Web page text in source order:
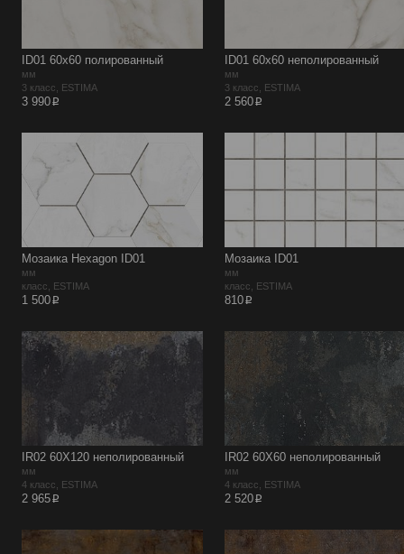
ID01 60х60 полированный
мм
3 класс, ESTIMA
3 990p
ID01 60х60 неполированный
мм
3 класс, ESTIMA
2 560p
Мозаика Hexagon ID01
мм
класс, ESTIMA
1 500p
Мозаика ID01
мм
класс, ESTIMA
810p
IR02 60X120 неполированный
мм
4 класс, ESTIMA
2 965p
IR02 60X60 неполированный
мм
4 класс, ESTIMA
2 520p